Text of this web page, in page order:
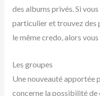
des albums privés. Si
particulier et trouvez des
le même credo, alors
Les groupes
Une nouveauté apportée
concerne la possibilité de